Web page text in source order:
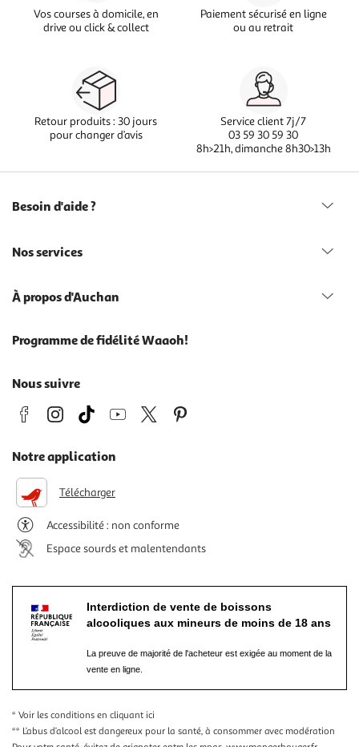
Vos courses à domicile, en
drive ou click & collect
Paiement sécurisé en ligne
ou au retrait
Retour produits : 30 jours
pour changer d’avis
Service client 7j/7
03 59 30 59 30
8h>21h, dimanche 8h30>13h
Besoin d'aide ?
Nos services
À propos d'Auchan
Programme de fidélité Waaoh!
Nous suivre
Notre application
Télécharger
Accessibilité : non conforme
Espace sourds et malentendants
Interdiction de vente de boissons
alcooliques aux mineurs de moins de 18 ans
La preuve de majorité de l'acheteur est exigée au moment de la
vente en ligne.
* Voir les conditions en cliquant ici
** L’abus d’alcool est dangereux pour la santé, à consommer avec modération